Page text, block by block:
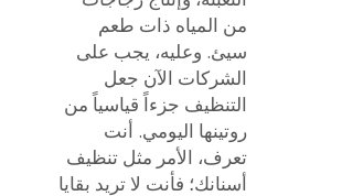
من المياه ذات طعم
سيئ. وعليه، يجب على
الشركات الآن جعل
التنظيف جزءاً قياسياً من
روتينها اليومي. أنت
تعرف، الأمر مثل تنظيف
أسنانك؛ فأنت لا تريد بقايا